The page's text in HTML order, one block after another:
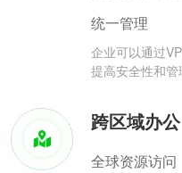
统一管理
企业可以通过
提高安全性和管
跨区域办公
全球资源访问